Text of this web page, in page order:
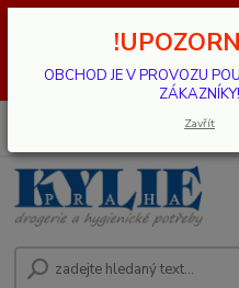
OBCHOD JE V
SMLUVNÍ
OBCHOD JE V PROVOZU
ZÁKAZNÍKY!
Zavřít